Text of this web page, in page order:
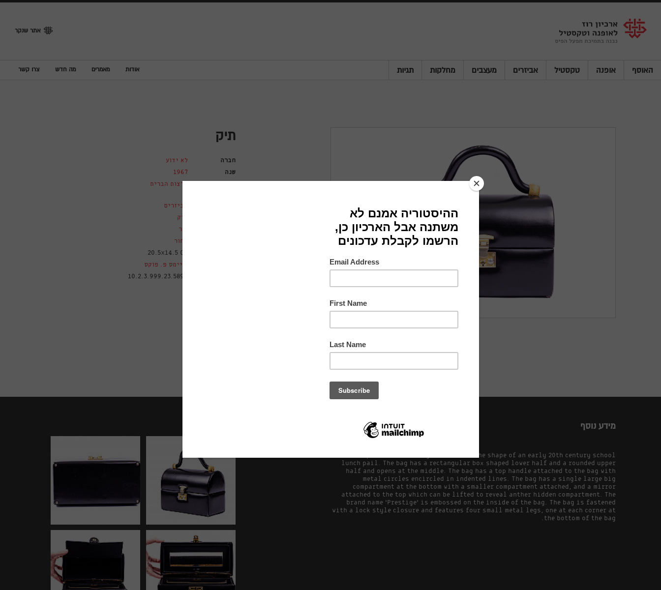
Shenkar
Logo
אתר שנקר
האוסף אופנה טקסטיל אביזרים מעצבים מחלקות תגיות אודות מאמרים מה חדש צרו קשר
תיק
חברה
לא ידוע
שנה
1967
ארצות הברית
אביזרים
תיק
עור
שחור
20.5X14.5 CM
ג'יימס פ. פוקס
10.2.3.999.23.589A
מידע נוסף
Black patent leather bag that mimics the shape of an early 20th century school
lunch pail. The bag has a rectangular box shaped lower half and a rounded upper
half and opens at the middle. The bag has a top handle attached to the bag with
metal circles encircled in indented lines. The bag has a single large big
compartment at the bottom with a smaller compartment attached, and a mirror
attached to the top which can be lifted to reveal anther hidden compartment. The
brand name 'Prestige' is embossed on the inside of the bag. The bag is fastened
with a lock style closure and features four small metal legs, one at each corner at
the bottom of the bag.